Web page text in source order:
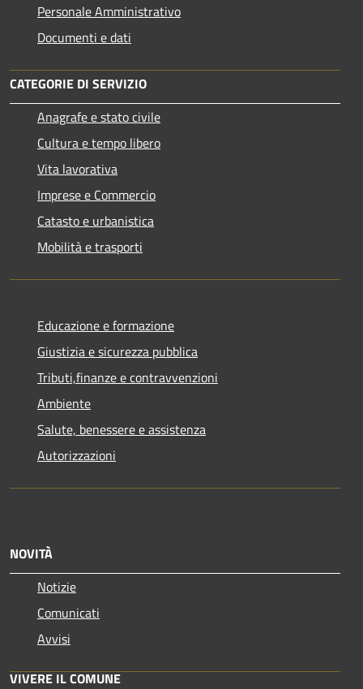
Personale Amministrativo
Documenti e dati
CATEGORIE DI SERVIZIO
Anagrafe e stato civile
Cultura e tempo libero
Vita lavorativa
Imprese e Commercio
Catasto e urbanistica
Mobilità e trasporti
Educazione e formazione
Giustizia e sicurezza pubblica
Tributi,finanze e contravvenzioni
Ambiente
Salute, benessere e assistenza
Autorizzazioni
NOVITÀ
Notizie
Comunicati
Avvisi
VIVERE IL COMUNE